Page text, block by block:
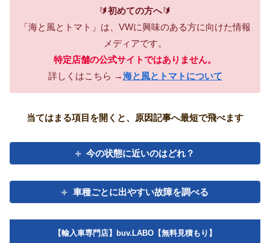
🔰初めての方へ🔰
「海と風とトマト」は、VWに興味のある方に向けた情報
メディアです。
特定店舗の公式サイトではありません。
詳しくはこちら →海と風とトマトについて
当てはまる項目を開くと、原因記事へ最短で飛べます
今の状態に近いのはどれ？
車種ごとに出やすい故障を調べる
【輸入車専門店】buv.LABO【無料見積もり】